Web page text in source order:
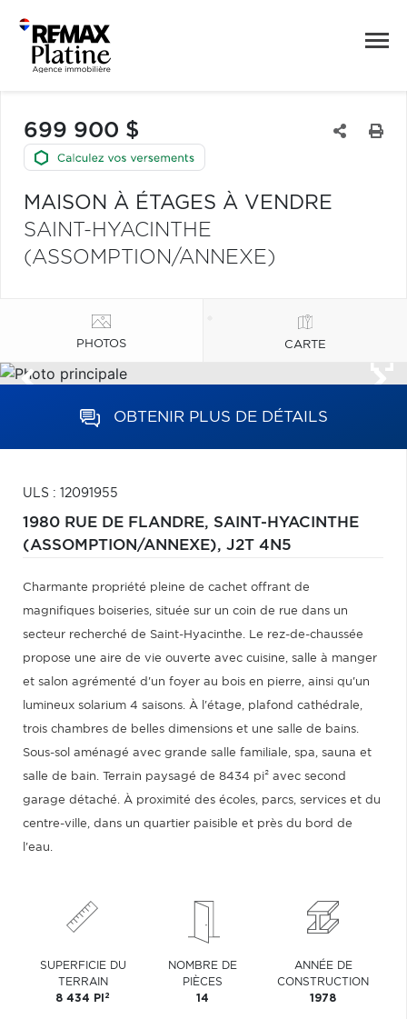
699 900 $
MAISON À ÉTAGES À VENDRE
SAINT-HYACINTHE
(ASSOMPTION/ANNEXE)
PHOTOS CARTE
OBTENIR PLUS DE DÉTAILS
ULS : 12091955
1980 RUE DE FLANDRE, SAINT-HYACINTHE
(ASSOMPTION/ANNEXE), J2T 4N5
Charmante propriété pleine de cachet offrant de
magnifiques boiseries, située sur un coin de rue dans un
secteur recherché de Saint-Hyacinthe. Le rez-de-chaussée
propose une aire de vie ouverte avec cuisine, salle à manger
et salon agrémenté d'un foyer au bois en pierre, ainsi qu'un
lumineux solarium 4 saisons. À l'étage, plafond cathédrale,
trois chambres de belles dimensions et une salle de bains.
Sous-sol aménagé avec grande salle familiale, spa, sauna et
salle de bain. Terrain paysagé de 8434 pi² avec second
garage détaché. À proximité des écoles, parcs, services et du
centre-ville, dans un quartier paisible et près du bord de
l'eau.
SUPERFICIE DU
TERRAIN
8 434 PI 2
NOMBRE DE
PIÈCES
14
ANNÉE DE
CONSTRUCTION
1978